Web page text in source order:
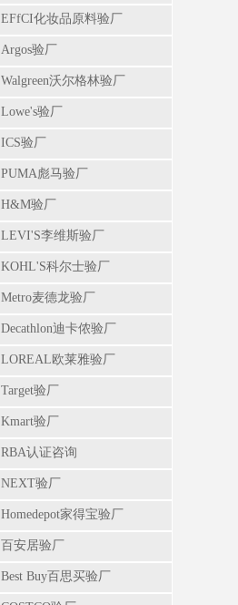
EFfCI化妆品原料验厂
Argos验厂
Walgreen沃尔格林验厂
Lowe's验厂
ICS验厂
PUMA彪马验厂
H&M验厂
LEVI'S李维斯验厂
KOHL'S科尔士验厂
Metro麦德龙验厂
Decathlon迪卡侬验厂
LOREAL欧莱雅验厂
Target验厂
Kmart验厂
RBA认证咨询
NEXT验厂
Homedepot家得宝验厂
百安居验厂
Best Buy百思买验厂